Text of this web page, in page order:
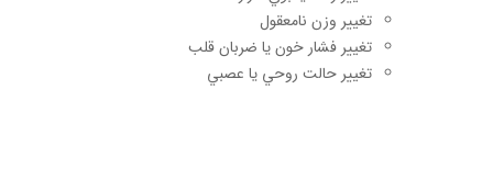
تغيير وزن نامعقول
تغيير فشار خون يا ضربان قلب
تغيير حالت روحي يا عصبي